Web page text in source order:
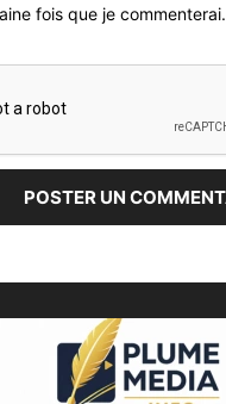
fois que je commenterai.